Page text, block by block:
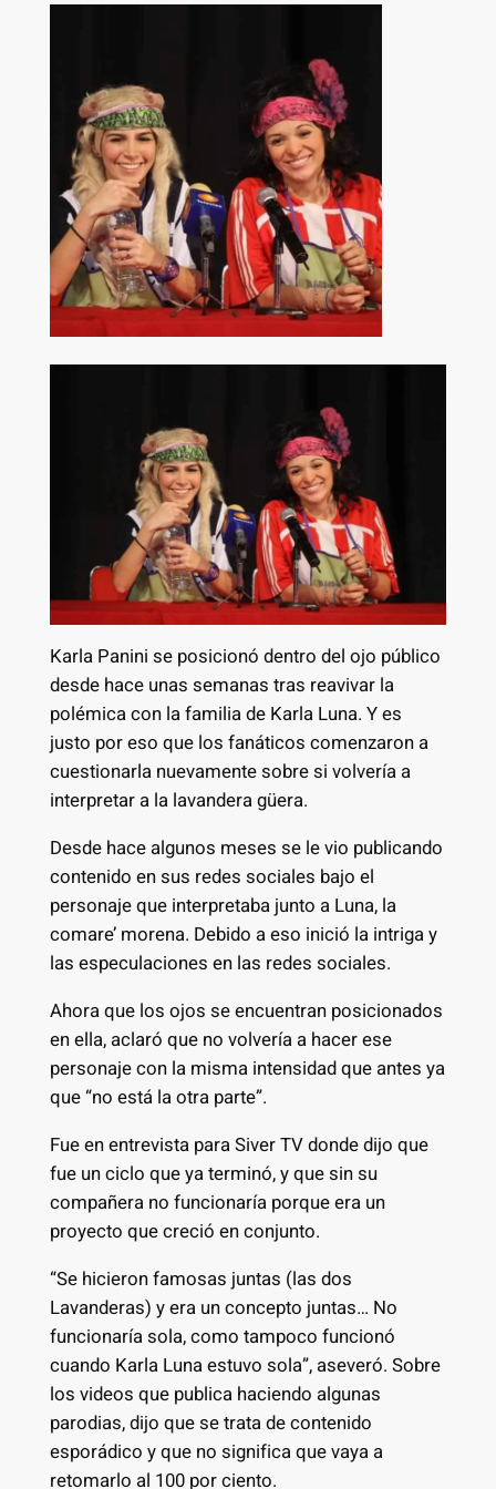
Karla Panini se posicionó dentro del ojo público
desde hace unas semanas tras reavivar la
polémica con la familia de Karla Luna. Y es
justo por eso que los fanáticos comenzaron a
cuestionarla nuevamente sobre si volvería a
interpretar a la lavandera güera.
Desde hace algunos meses se le vio publicando
contenido en sus redes sociales bajo el
personaje que interpretaba junto a Luna, la
comare’ morena. Debido a eso inició la intriga y
las especulaciones en las redes sociales.
Ahora que los ojos se encuentran posicionados
en ella, aclaró que no volvería a hacer ese
personaje con la misma intensidad que antes ya
que “no está la otra parte”.
Fue en entrevista para Siver TV donde dijo que
fue un ciclo que ya terminó, y que sin su
compañera no funcionaría porque era un
proyecto que creció en conjunto.
“Se hicieron famosas juntas (las dos
Lavanderas) y era un concepto juntas… No
funcionaría sola, como tampoco funcionó
cuando Karla Luna estuvo sola”, aseveró. Sobre
los videos que publica haciendo algunas
parodias, dijo que se trata de contenido
esporádico y que no significa que vaya a
retomarlo al 100 por ciento.